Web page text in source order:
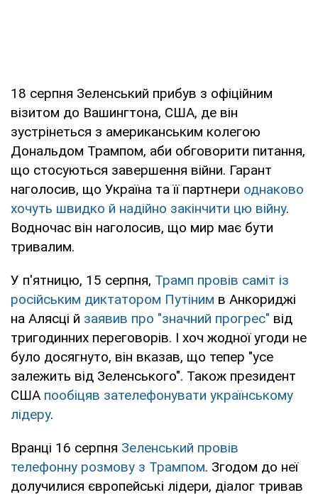
18 серпня Зеленський прибув з офіційним
візитом до Вашингтона, США, де він
зустрінеться з американським колегою
Дональдом Трампом, аби обговорити питання,
що стосуються завершення війни. Гарант
наголосив, що Україна та її партнери однаково
хочуть швидко й надійно закінчити цю війну.
Водночас він наголосив, що мир має бути
тривалим.
У п'ятницю, 15 серпня, Трамп провів саміт із
російським диктатором Путіним в Анкориджі
на Алясці й заявив про "значний прогрес" від
тригодинних переговорів. І хоч жодної угоди не
було досягнуто, він вказав, що тепер "усе
залежить від Зеленського". Також президент
США пообіцяв зателефонувати українському
лідеру.
Вранці 16 серпня Зеленський провів
телефонну розмову з Трампом. Згодом до неї
долучилися європейські лідери, діалог тривав